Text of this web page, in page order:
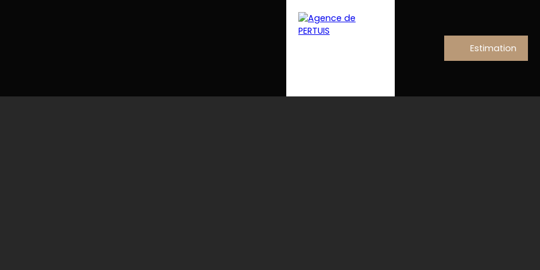
Estimation